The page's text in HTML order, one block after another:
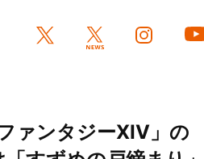
ァンタジーXIV」の